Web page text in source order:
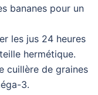
bananes pour un
les jus 24 heures
hermétique.
cuillère de graines
3.